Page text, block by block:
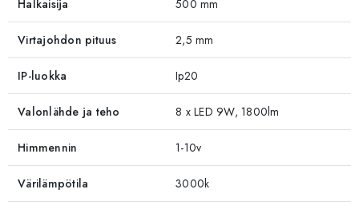
Halkaisija 500 mm
Virtajohdon pituus 2,5 mm
IP-luokka Ip20
Valonlähde ja teho 8 x LED 9W, 1800lm
Himmennin 1-10v
Värilämpötila 3000k